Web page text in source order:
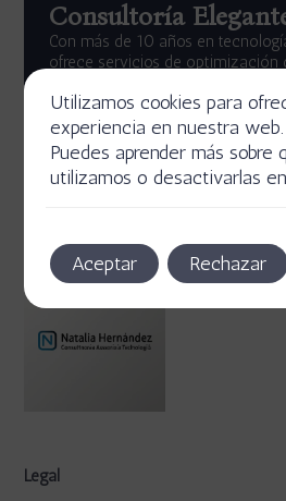
Consultoría
Con más de 10 años en
ofrece servicios de optimización
Descubre más
Legal
Utilizamos cookies para
experiencia en nuestra web.
Puedes aprender más sobre
utilizamos o desactivarlas
Aceptar Rechazar